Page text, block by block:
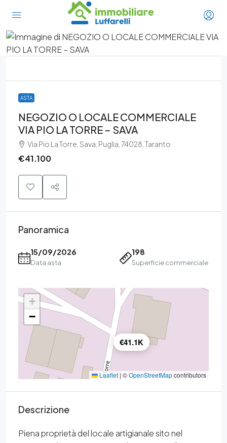
ASTA
NEGOZIO O LOCALE COMMERCIALE
VIA PIO LA TORRE – SAVA
Via Pio La Torre, Sava, Puglia, 74028, Taranto
€41.100
Panoramica
15/09/2026
Data asta
198
Superficie commerciale
€41.1K
+
−
Leaflet | ©OpenStreetMapcontributors
Descrizione
Piena proprietà del locale artigianale sito nel